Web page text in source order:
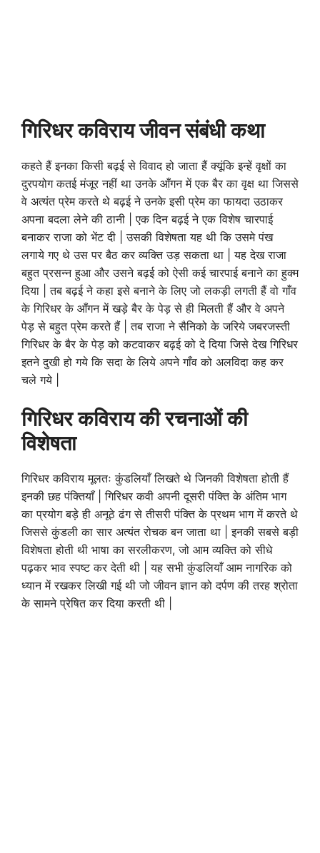
गिरिधर कविराय जीवन संबंधी कथा
कहते हैं इनका किसी बढ़ई से विवाद हो जाता हैं क्यूंकि इन्हें वृक्षों का
दुरपयोग कतई मंजूर नहीं था उनके आँगन में एक बैर का वृक्ष था जिससे
वे अत्यंत प्रेम करते थे बढ़ई ने उनके इसी प्रेम का फायदा उठाकर
अपना बदला लेने की ठानी | एक दिन बढ़ई ने एक विशेष चारपाई
बनाकर राजा को भेंट दी | उसकी विशेषता यह थी कि उसमे पंख
लगाये गए थे उस पर बैठ कर व्यक्ति उड़ सकता था | यह देख राजा
बहुत प्रसन्न हुआ और उसने बढ़ई को ऐसी कई चारपाई बनाने का हुक्म
दिया | तब बढ़ई ने कहा इसे बनाने के लिए जो लकड़ी लगती हैं वो गाँव
के गिरिधर के आँगन में खड़े बैर के पेड़ से ही मिलती हैं और वे अपने
पेड़ से बहुत प्रेम करते हैं | तब राजा ने सैनिको के जरिये जबरजस्ती
गिरिधर के बैर के पेड़ को कटवाकर बढ़ई को दे दिया जिसे देख गिरिधर
इतने दुखी हो गये कि सदा के लिये अपने गाँव को अलविदा कह कर
चले गये |
गिरिधर कविराय की रचनाओं की
विशेषता
गिरिधर कविराय मूलतः कुंडलियाँ लिखते थे जिनकी विशेषता होती हैं
इनकी छह पंक्तियाँ | गिरिधर कवी अपनी दूसरी पंक्ति के अंतिम भाग
का प्रयोग बड़े ही अनूठे ढंग से तीसरी पंक्ति के प्रथम भाग में करते थे
जिससे कुंडली का सार अत्यंत रोचक बन जाता था | इनकी सबसे बड़ी
विशेषता होती थी भाषा का सरलीकरण, जो आम व्यक्ति को सीधे
पढ़कर भाव स्पष्ट कर देती थी | यह सभी कुंडलियाँ आम नागरिक को
ध्यान में रखकर लिखी गई थी जो जीवन ज्ञान को दर्पण की तरह श्रोता
के सामने प्रेषित कर दिया करती थी |